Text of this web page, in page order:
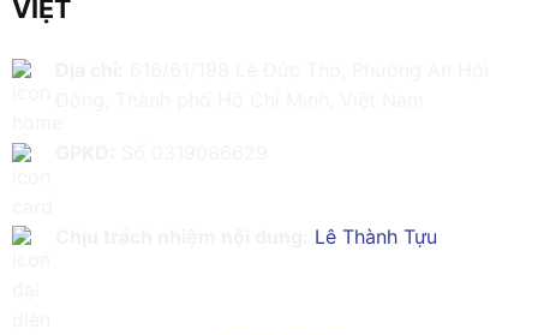
VIỆT
Lê Thành Tựu